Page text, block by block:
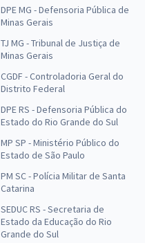
DPE MG - Defensoria Pública de
Minas Gerais
TJ MG - Tribunal de Justiça de
Minas Gerais
CGDF - Controladoria Geral do
Distrito Federal
DPE RS - Defensoria Pública do
Estado do Rio Grande do Sul
MP SP - Ministério Público do
Estado de São Paulo
PM SC - Polícia Militar de Santa
Catarina
SEDUC RS - Secretaria de
Estado da Educação do Rio
Grande do Sul